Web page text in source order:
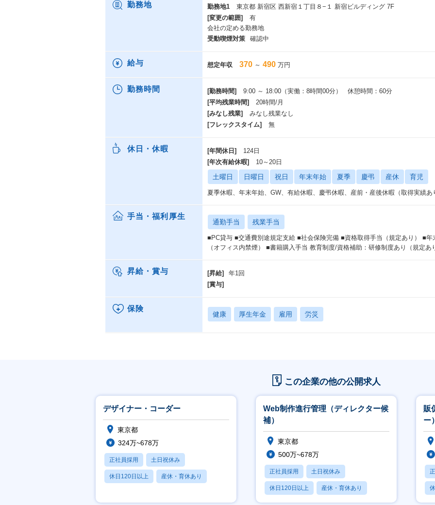
勤務地 勤務地1
東京都 新宿区 西新宿１丁目８−１ 新宿ビルディング 7F
[変更の範囲]
有
会社の定める勤務地
受動喫煙対策
確認中
給与 想定年収 370 ～ 490 万円
勤務時間 [勤務時間]
9:00 ～ 18:00（実働：8時間00分） 休憩時間：60分
[平均残業時間]
20時間/月
[みなし残業]
みなし残業なし
[フレックスタイム]
無
休日・休暇 [年間休日]
124日
[年次有給休暇]
10～20日
土曜日 日曜日 祝日 年末年始 夏季 慶弔 産休 育児
夏季休暇、年末年始、GW、有給休暇、慶弔休暇、産前・産後休暇（取得実績
手当・福利厚生
通勤手当 残業手当
■PC貸与 ■交通費別途規定支給 ■社会保険完備 ■資格取得手当（規定あり） ■
（オフィス内禁煙） ■書籍購入手当 教育制度/資格補助：研修制度あり（規定あ
昇給・賞与 [昇給]
年1回
[賞与]
保険
健康 厚生年金 雇用 労災
この企業の他の公開求人
デザイナー・コーダー
東京都
324万~678万
正社員採用 土日祝休み
休日120日以上 産休・育休あり
Web制作進行管理（ディレクター候
補）
東京都
500万~678万
正社員採用 土日祝休み
休日120日以上 産休・育休あり
販
ー）